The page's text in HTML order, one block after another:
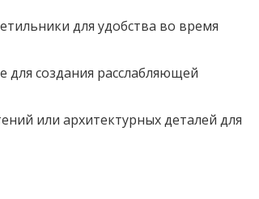
для удобства во время
для создания расслабляющей
или архитектурных деталей для